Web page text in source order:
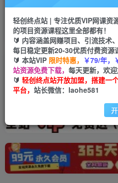
投稿专区 免费
教程必须完整详细
轻创终点站 | 专注优质VIP网课资
的项目资源课程这里全部都有！
🔰 内容涵盖网赚项目、引流技术
每日稳定更新20-30优质付费资源
🔰 本站VIP 限时特惠， ￥79/年，
站资源免费下载， 每天更新，欢迎
🔰 轻创终点站开放加盟，搭建一
平台， 站长微信：laohe581